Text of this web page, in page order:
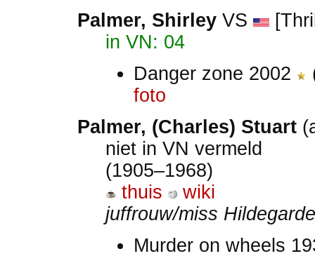
Palmer, Shirley VS
in VN: 04
Danger zone 2002
foto
Palmer, (Charles) Stuart
niet in VN vermeld
(1905–1968)
thuis
wiki
juffrouw/miss
Murder on wheels